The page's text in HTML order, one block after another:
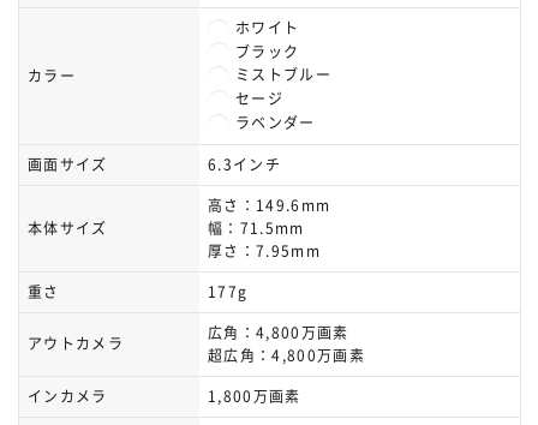
カラー
ホワイト
ブラック
ミストブルー
セージ
ラベンダー
画面サイズ
6.3インチ
本体サイズ
高さ：149.6mm
幅：71.5mm
厚さ：7.95mm
重さ
177g
アウトカメラ
広角：4,800万画素
超広角：4,800万画素
インカメラ
1,800万画素